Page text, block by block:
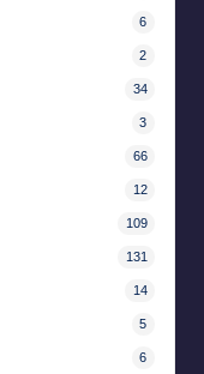
6
2
34
3
66
12
109
131
14
5
6